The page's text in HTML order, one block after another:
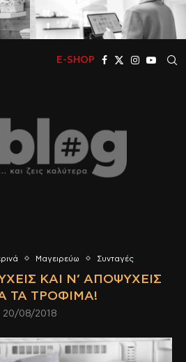
E-SHOP
Μαγειρεύω Συνταγές
ΚΑΙ Ν’ ΑΠΟΨΎΧΕΙΣ
ΤΑ ΤΡΌΦΙΜΑ!
20/08/2018